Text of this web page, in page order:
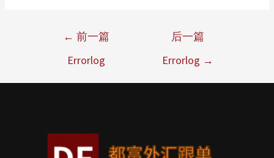
← 前一篇
Errorlog
后一篇
Errorlog →